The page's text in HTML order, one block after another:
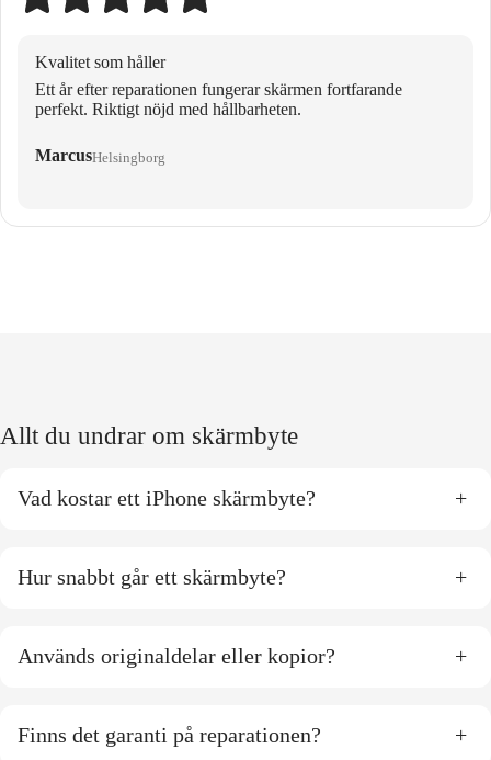
Kvalitet som håller
Ett år efter reparationen fungerar skärmen fortfarande
perfekt. Riktigt nöjd med hållbarheten.
MarcusHelsingborg
Allt du undrar om skärmbyte
Vad kostar ett iPhone skärmbyte? +
Hur snabbt går ett skärmbyte? +
Används originaldelar eller kopior? +
Finns det garanti på reparationen? +